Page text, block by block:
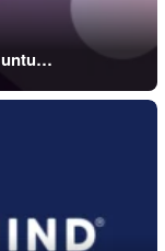
untu…